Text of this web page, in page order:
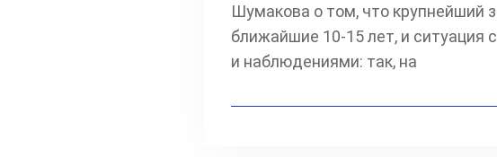
Шумакова о том, что крупнейший
ближайшие 10-15 лет, и
и наблюдениями: так, на